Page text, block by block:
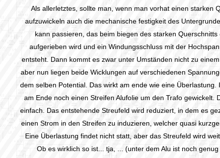
Als allerletztes, sollte man, wenn man vorhat einen starken
aufzuwickeln auch die mechanische festigkeit des
kann passieren, das beim biegen des starken Querschnitts
aufgerieben wird und ein Windungsschluss mit der
entsteht. Dann kommt es zwar unter Umständen nicht zu
aber nun liegen beide Wicklungen auf verschiedenen
dem selben Potential. Das wirkt am ende wie eine Überlastung.
am Ende noch einen Streifen Alufolie um den Trafo gewickelt.
einfach. Das entstehende Streufeld wird reduziert, in dem es
einen Strom in den Streifen zu induzieren, welcher quasi
Eine Überlastung findet nicht statt, aber das Streufeld wird
Ob es wirklich so ist... tja, ... (unter dem Alu ist noch genug